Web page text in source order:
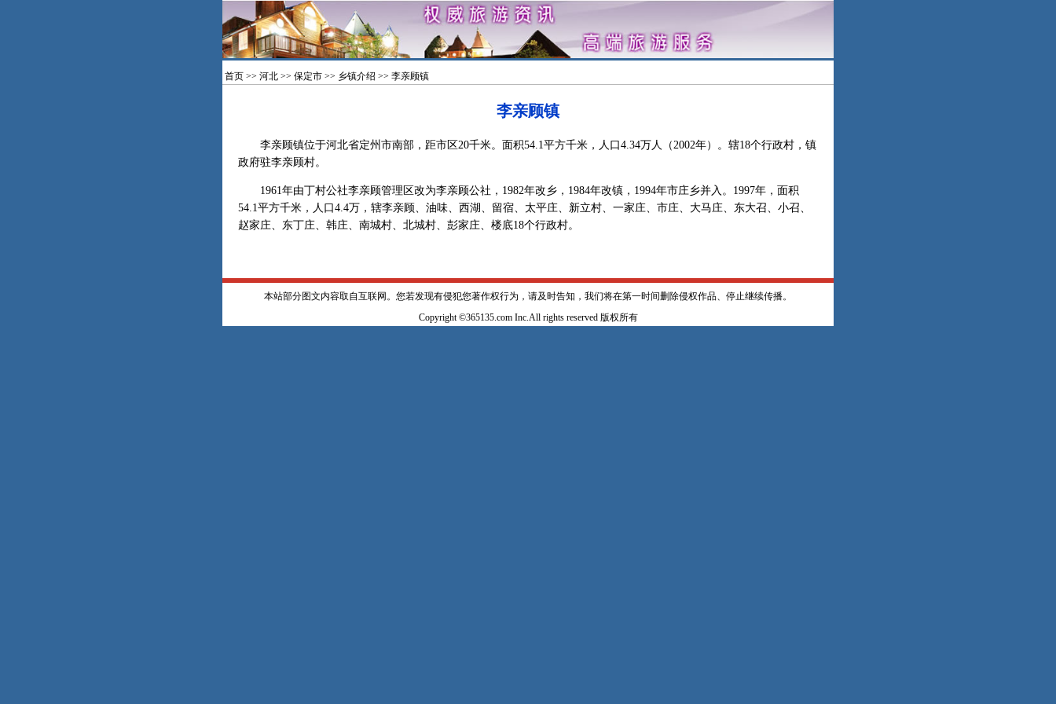
首页 >> 河北 >> 保定市 >> 乡镇介绍 >> 李亲顾镇
李亲顾镇
李亲顾镇位于河北省定州市南部，距市区20千米。面积54.1平方千米，人口4.34万人（2002年）。辖18个行政村，镇
政府驻李亲顾村。
1961年由丁村公社李亲顾管理区改为李亲顾公社，1982年改乡，1984年改镇，1994年市庄乡并入。1997年，面积
54.1平方千米，人口4.4万，辖李亲顾、油味、西湖、留宿、太平庄、新立村、一家庄、市庄、大马庄、东大召、小召、
赵家庄、东丁庄、韩庄、南城村、北城村、彭家庄、楼底18个行政村。
本站部分图文内容取自互联网。您若发现有侵犯您著作权行为，请及时告知，我们将在第一时间删除侵权作品、停止继续传播。
Copyright ©365135.com Inc.All rights reserved 版权所有